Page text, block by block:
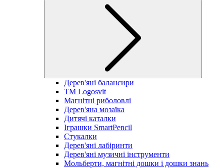
Дерев'яні балансири
TM Logosvit
Магнітні риболовлі
Дерев'яна мозаїка
Дитячі каталки
Іграшки SmartPencil
Стукалки
Дерев'яні лабіринти
Дерев'яні музичні інструменти
Мольберти, магнітні дошки і дошки знань